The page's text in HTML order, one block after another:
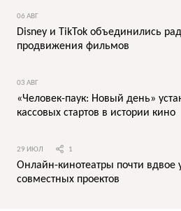
06 АВГ
Disney и TikTok объединились
продвижения фильмов
03 АВГ
«Человек-паук: Новый день»
кассовых стартов в истории кино
29 ИЮЛ 1
Онлайн-кинотеатры почти вдвое
совместных проектов